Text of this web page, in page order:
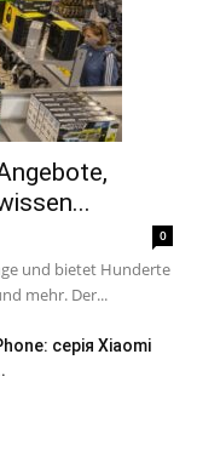
0
und bietet Hunderte
mehr. Der...
серія Xiaomi